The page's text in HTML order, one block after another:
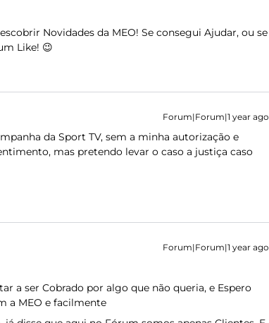
Novidades da MEO! Se consegui Ajudar, ou se
Like! 😉
Forum|Forum|1 year ago
da Sport TV, sem a minha autorização e
mas pretendo levar o caso a justiça caso
Forum|Forum|1 year ago
a ser Cobrado por algo que não queria, e Espero
a MEO e facilmente